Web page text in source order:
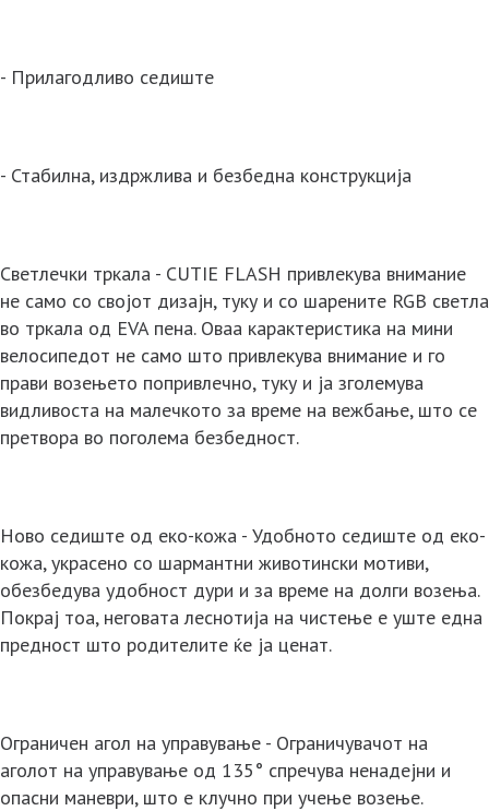
- Прилагодливо седиште
- Стабилна, издржлива и безбедна конструкција
Светлечки тркала - CUTIE FLASH привлекува внимание
не само со својот дизајн, туку и со шарените RGB светла
во тркала од EVA пена. Оваа карактеристика на мини
велосипедот не само што привлекува внимание и го
прави возењето попривлечно, туку и ја зголемува
видливоста на малечкото за време на вежбање, што се
претвора во поголема безбедност.
Ново седиште од еко-кожа - Удобното седиште од еко-
кожа, украсено со шармантни животински мотиви,
обезбедува удобност дури и за време на долги возења.
Покрај тоа, неговата леснотија на чистење е уште една
предност што родителите ќе ја ценат.
Ограничен агол на управување - Ограничувачот на
аголот на управување од 135° спречува ненадејни и
опасни маневри, што е клучно при учење возење.